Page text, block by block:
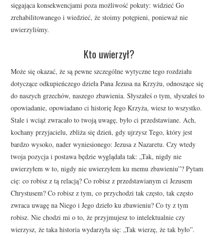
sięgająca konsekwencjami poza możliwość pokuty: widzieć Go
zrehabilitowanego i wiedzieć, że stoimy potępieni, ponieważ nie
uwierzyliśmy.
Kto uwierzył?
Może się okazać, że są pewne szczególne wytyczne tego rozdziału
dotyczące odkupieńczego dzieła Pana Jezusa na Krzyżu, odnoszące się
do naszych grzechów, naszego zbawienia. Słyszałeś o tym, słyszałeś to
opowiadanie, opowiadano ci historię Jego Krzyża, wiesz to wszystko.
Stale i wciąż zwracało to twoją uwagę, było ci przedstawiane. Ach,
kochany przyjacielu, zbliża się dzień, gdy ujrzysz Tego, który jest
bardzo wysoko, nader wyniesionego: Jezusa z Nazaretu. Czy wtedy
twoja pozycja i postawa będzie wyglądała tak: „Tak, nigdy nie
uwierzyłem w to, nigdy nie uwierzyłem ku memu zbawieniu”? Pytam
cię: co robisz z tą relacją? Co robisz z przedstawianym ci Jezusem
Chrystusem? Co robisz z tym, co przychodzi tak często, tak często
zwraca uwagę na Niego i Jego dzieło ku zbawieniu? Co ty z tym
robisz. Nie chodzi mi o to, że przyjmujesz to intelektualnie czy
wierzysz, że taka historia wydarzyła się: „Tak wierzę, że tak było”.